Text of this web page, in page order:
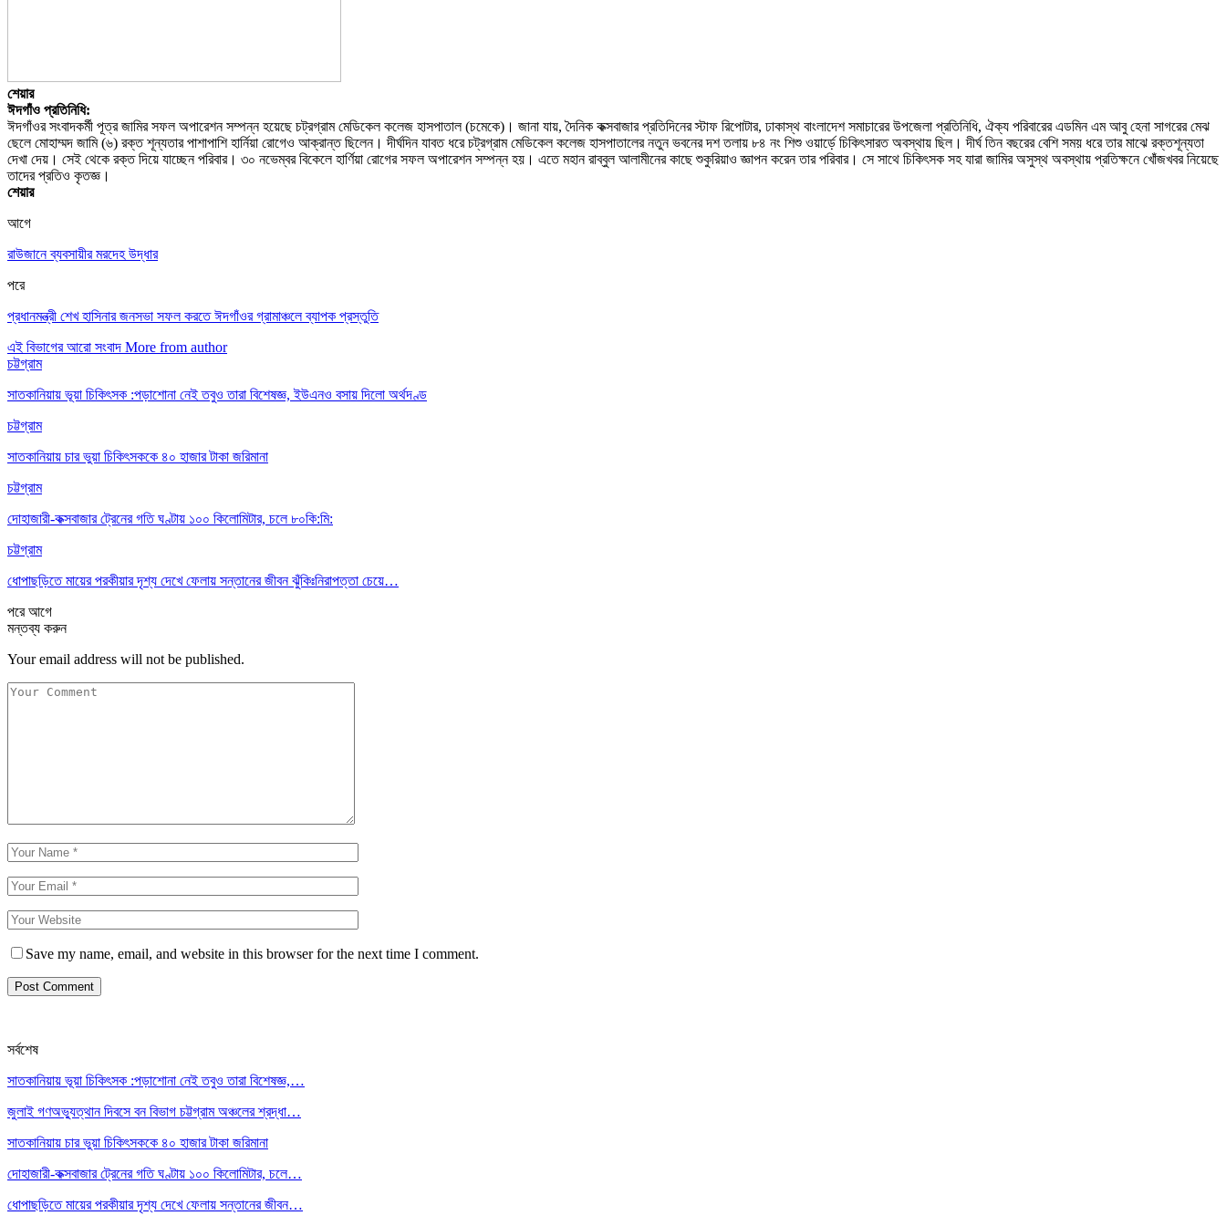
শেয়ার
ঈদগাঁও প্রতিনিধি:
ঈদগাঁওর সংবাদকর্মী পূত্র জামির সফল অপারেশন সম্পন্ন হয়েছে চট্রগ্রাম মেডিকেল কলেজ হাসপাতাল (চমেকে)। জানা যায়, দৈনিক কক্সবাজার প্রতিদিনের স্টাফ রিপোটার, ঢাকাস্থ বাংলাদেশ সমাচারের উপজেলা প্রতিনিধি, ঐক্য পরিবারের এডমিন এম আবু হেনা সাগরের মেঝ
ছেলে মোহাম্মদ জামি (৬) রক্ত শূন্যতার পাশাপাশি হার্নিয়া রোগেও আক্রান্ত ছিলেন। দীর্ঘদিন যাবত ধরে চট্রগ্রাম মেডিকেল কলেজ হাসপাতালের নতুন ভবনের দশ তলায় ৮৪ নং শিশু ওয়ার্ড়ে চিকিৎসারত অবস্থায় ছিল। দীর্ঘ তিন বছরের বেশি সময় ধরে তার মাঝে রক্তশূন্যতা
দেখা দেয়। সেই থেকে রক্ত দিয়ে যাচ্ছেন পরিবার। ৩০ নভেম্বর বিকেলে হার্ণিয়া রোগের সফল অপারেশন সম্পন্ন হয়। এতে মহান রাব্বুল আলামীনের কাছে শুকুরিয়াও জ্ঞাপন করেন তার পরিবার। সে সাথে চিকিৎসক সহ যারা জামির অসুস্থ অবস্থায় প্রতিক্ষনে খোঁজখবর নিয়েছে
তাদের প্রতিও কৃতজ্ঞ।
শেয়ার
আগে
রাউজানে ব্যবসায়ীর মরদেহ উদ্ধার
পরে
প্রধানমন্ত্রী শেখ হাসিনার জনসভা সফল করতে ঈদগাঁওর গ্রামাঞ্চলে ব্যাপক প্রস্তুতি
এই বিভাগের আরো সংবাদ More from author
চট্টগ্রাম
সাতকানিয়ায় ভূয়া চিকিৎসক :পড়াশোনা নেই তবুও তারা বিশেষজ্ঞ, ইউএনও বসায় দিলো অর্থদণ্ড
চট্টগ্রাম
সাতকানিয়ায় চার ভুয়া চিকিৎসককে ৪০ হাজার টাকা জরিমানা
চট্টগ্রাম
দোহাজারী-কক্সবাজার ট্রেনের গতি ঘণ্টায় ১০০ কিলোমিটার, চলে ৮০কি:মি:
চট্টগ্রাম
ধোপাছড়িতে মায়ের পরকীয়ার দৃশ্য দেখে ফেলায় সন্তানের জীবন ঝুঁকিঃনিরাপত্তা চেয়ে…
পরেআগে
মন্তব্য করুন
Your email address will not be published.
Save my name, email, and website in this browser for the next time I comment.
সর্বশেষ
সাতকানিয়ায় ভূয়া চিকিৎসক :পড়াশোনা নেই তবুও তারা বিশেষজ্ঞ,…
জুলাই গণঅভ্যুত্থান দিবসে বন বিভাগ চট্টগ্রাম অঞ্চলের শ্রদ্ধা…
সাতকানিয়ায় চার ভুয়া চিকিৎসককে ৪০ হাজার টাকা জরিমানা
দোহাজারী-কক্সবাজার ট্রেনের গতি ঘণ্টায় ১০০ কিলোমিটার, চলে…
ধোপাছড়িতে মায়ের পরকীয়ার দৃশ্য দেখে ফেলায় সন্তানের জীবন…